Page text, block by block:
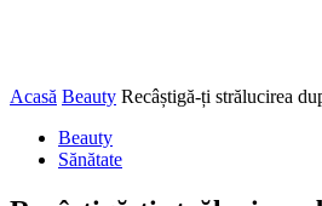
Acasă Beauty Recâștigă-ți strălucirea
Beauty
Sănătate